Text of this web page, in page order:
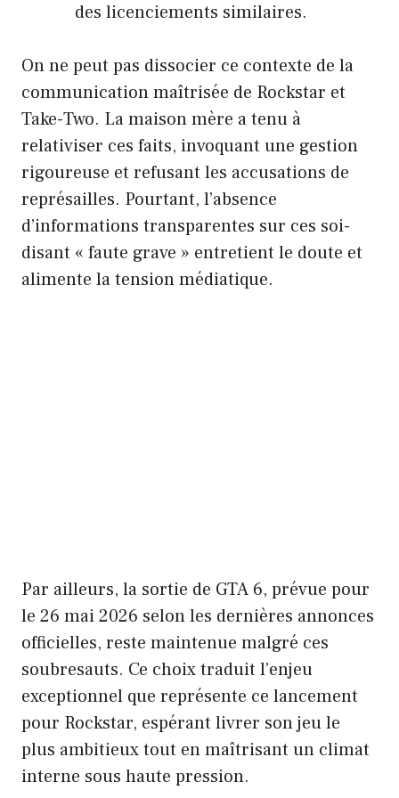
des licenciements similaires.
On ne peut pas dissocier ce contexte de la
communication maîtrisée de Rockstar et
Take-Two. La maison mère a tenu à
relativiser ces faits, invoquant une gestion
rigoureuse et refusant les accusations de
représailles. Pourtant, l’absence
d’informations transparentes sur ces soi-
disant « faute grave » entretient le doute et
alimente la tension médiatique.
Par ailleurs, la sortie de GTA 6, prévue pour
le 26 mai 2026 selon les dernières annonces
officielles, reste maintenue malgré ces
soubresauts. Ce choix traduit l’enjeu
exceptionnel que représente ce lancement
pour Rockstar, espérant livrer son jeu le
plus ambitieux tout en maîtrisant un climat
interne sous haute pression.